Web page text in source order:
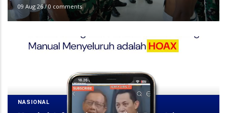
09 Aug 26/0 comments
NASIONAL